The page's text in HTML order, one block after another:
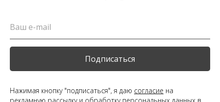
Подписаться
Нажимая кнопку "подписаться", я даю согласие на